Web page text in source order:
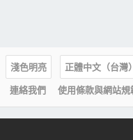
淺色明亮
正體中文（台灣）
連絡我們
使用條款與網站規